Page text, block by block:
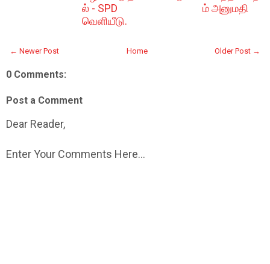
ல்‌ - SPD
வெளியீடு.
ம் அனுமதி
← Newer Post Older Post →
Home
0 Comments:
Post a Comment
Dear Reader,
Enter Your Comments Here...